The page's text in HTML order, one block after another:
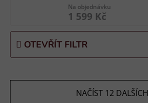
Na objednávku
1 599 Kč
OTEVŘÍT FILTR
NAČÍST 12 DALŠÍCH